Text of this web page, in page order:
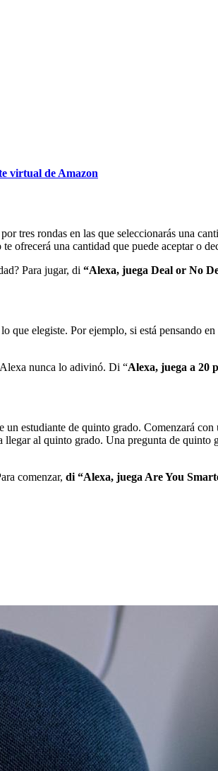
virtual de Amazon
tres rondas en las que seleccionarás una
ofrecerá una cantidad que puede aceptar o
Para jugar, di “Alexa, juega Deal or No
elegiste. Por ejemplo, si está pensando
nunca lo adivinó. Di “Alexa, juega a 20
estudiante de quinto grado. Comenzará
al quinto grado. Una pregunta de
comenzar, di “Alexa, juega Are You